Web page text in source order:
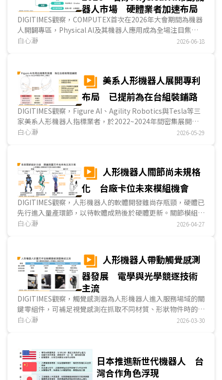
器人市場 硬體業者加速布局
DIGITIMES觀察，COMPUTEX首次在2026年大會期間為機器
人開闢專區，Physical AI及其機器人應用成為全場注目焦點
之一。除長年浸潤機器人領域的NVIDIA外，高通、英特爾與
硬體；軟體應用方面，多由新創業者展出，尚在開發階段，在
不同應用場景探尋可能的應用，顯示目前Physical AI軟體層
面雖尚未成熟落地，硬體業者已搶先進入市場布局。...
白心瀞 2026-06-18
美系人形機器人展開專利
布局 已提前為在台組裝鋪路
DIGITIMES觀察，Figure AI、Agility Robotics與Tesla等三
家美系人形機器人指標業者，於2022~2024年間密集展開專
利布局，以關節設計為核心，其次為軟體布局。Figure AI強
運倉儲貨物為預設應用場景，聚焦於下肢設計與安全機制，從
零組件延伸至整體機構設計；Tesla則憑藉電動車廠資源，布
局手臂、視覺處理與充電系統。...
白心瀞 2026-05-29
人形機器人關節尚未規格
化 台廠卡位未來模組機會
DIGITIMES觀察，人形機器人的軟體開發雖尚存瓶頸，硬體已
先行進入量產環節，以待軟體成熟後於硬體更新。關節模組佔
硬體成本6成，屬於量產關鍵，然因設計複雜、各家業者方案
優勢，已著手為後續規格化、模組化布局，且因地緣風險升
溫，有望深化與美系品牌業者的合作。...
白心瀞 2026-04-27
人形機器人帶動觸覺感測
器發展 電學與光學競逐技術
主流
DIGITIMES觀察，觸覺感測器為人形機器人進入服務場域的關
鍵零組件，可補足視覺感測在抓取不同材質、形狀物件時的不
足，提升靈巧手的抓取能力，因此受到人形機器人整...
白心瀞 2026-03-30
日本推進新世代機器人 台
灣合作角色浮現